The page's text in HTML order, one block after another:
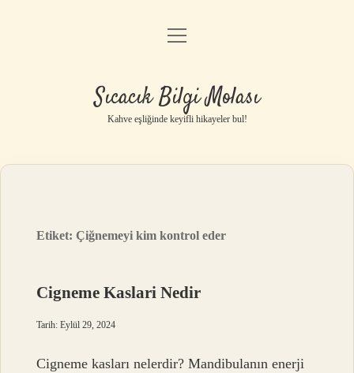
Anasayfa
Yasal Uyarı
menüyü
Sıcacık Bilgi Molası
Kahve eşliğinde keyifli hikayeler bul!
Etiket:Çiğnemeyi kim kontrol eder
Cigneme Kaslari Nedir
Tarih: Eylül 29, 2024
Cigneme kasları nelerdir? Mandibulanın enerji